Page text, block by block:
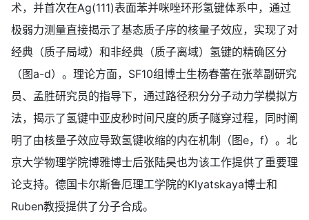
术，并首次在Ag(111)表面苯并咪唑环形氢键体系中，通过
极弱力测量直接揭示了基态质子序的核量子效应，实现了对
经典（质子局域）和非经典（质子离域）氢键的精确区分
（图a-d）。理论方面，SF10组博士生杨春蕾在张萃副研究
员、孟胜研究员的指导下，通过路径积分分子动力学模拟方
法，揭示了氢键中亚皮秒时间尺度的质子隧穿过程，同时阐
明了由核量子效应导致氢键收缩的内在机制（图e，f）。北
京大学物理学院博雅博士后张陆昊也为该工作提供了重要理
论支持。德国卡尔斯鲁厄理工学院的Klyatskaya博士和
Ruben教授提供了分子合成。